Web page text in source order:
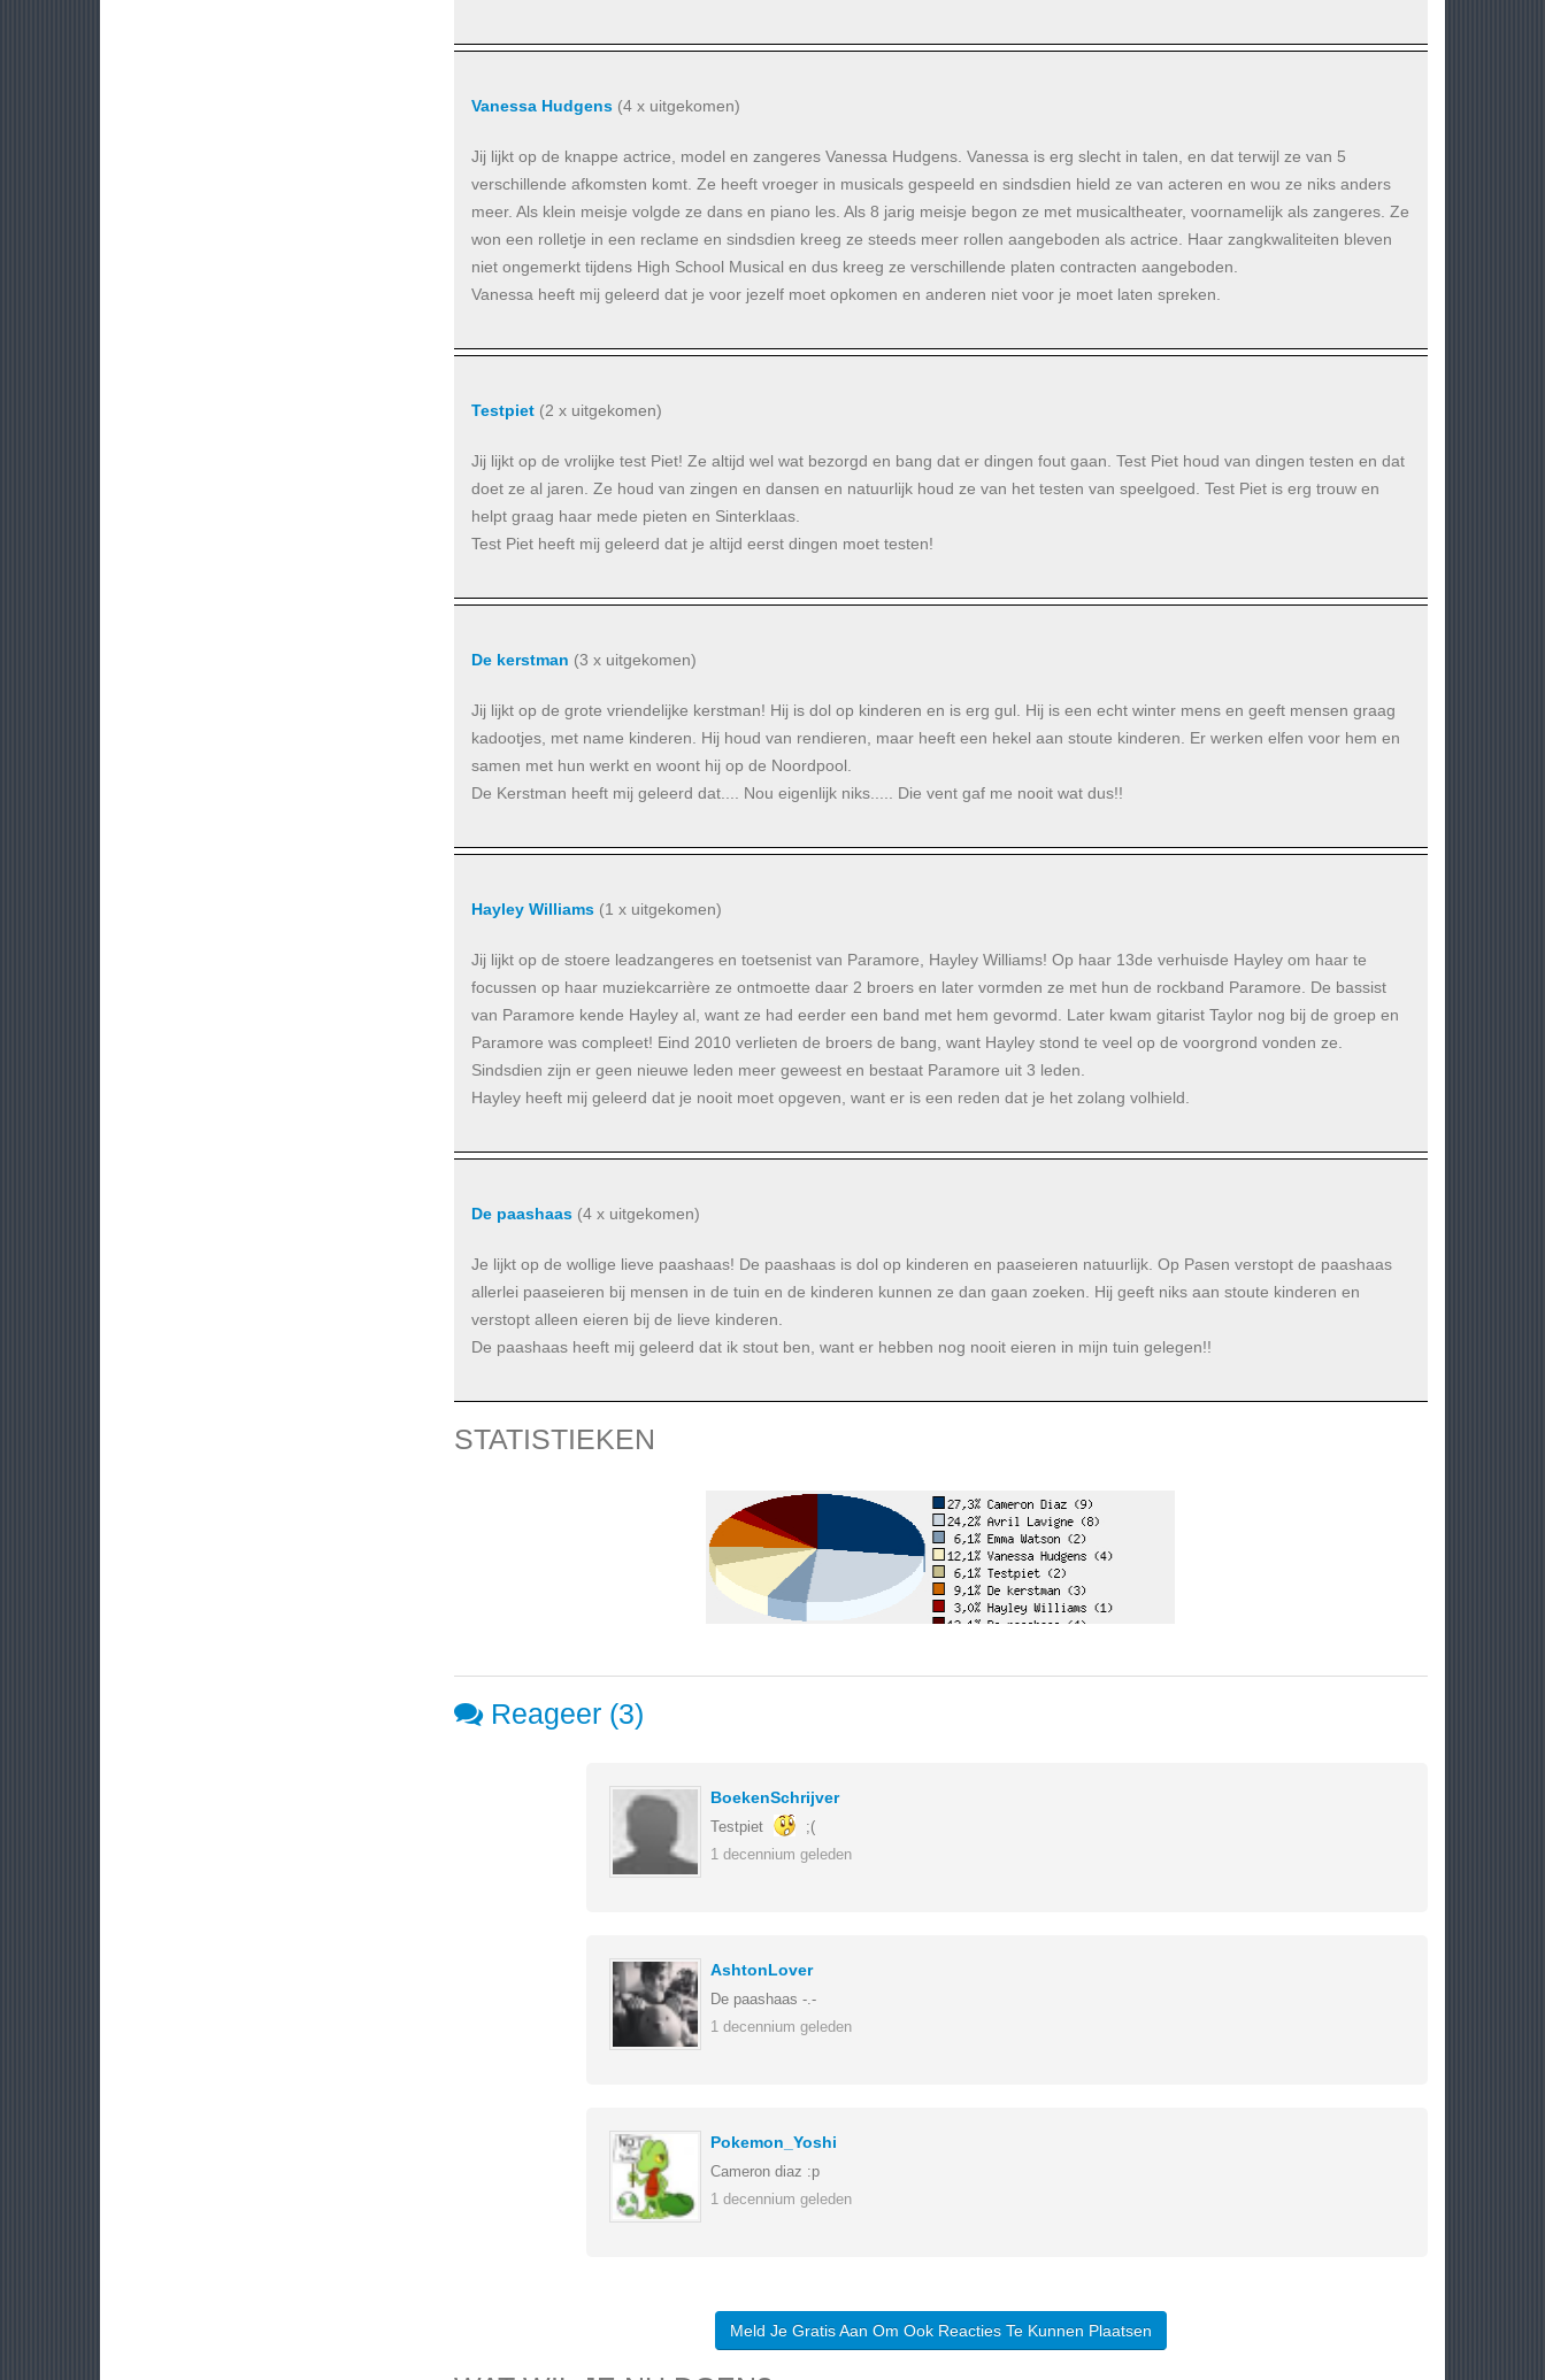
Vanessa Hudgens(4 x uitgekomen)
Jij lijkt op de knappe actrice, model en zangeres Vanessa Hudgens. Vanessa is erg slecht in talen, en dat terwijl ze van 5
verschillende afkomsten komt. Ze heeft vroeger in musicals gespeeld en sindsdien hield ze van acteren en wou ze niks anders
meer. Als klein meisje volgde ze dans en piano les. Als 8 jarig meisje begon ze met musicaltheater, voornamelijk als zangeres. Ze
won een rolletje in een reclame en sindsdien kreeg ze steeds meer rollen aangeboden als actrice. Haar zangkwaliteiten bleven
niet ongemerkt tijdens High School Musical en dus kreeg ze verschillende platen contracten aangeboden.
Vanessa heeft mij geleerd dat je voor jezelf moet opkomen en anderen niet voor je moet laten spreken.
Testpiet(2 x uitgekomen)
Jij lijkt op de vrolijke test Piet! Ze altijd wel wat bezorgd en bang dat er dingen fout gaan. Test Piet houd van dingen testen en dat
doet ze al jaren. Ze houd van zingen en dansen en natuurlijk houd ze van het testen van speelgoed. Test Piet is erg trouw en
helpt graag haar mede pieten en Sinterklaas.
Test Piet heeft mij geleerd dat je altijd eerst dingen moet testen!
De kerstman (3 x uitgekomen)
Jij lijkt op de grote vriendelijke kerstman! Hij is dol op kinderen en is erg gul. Hij is een echt winter mens en geeft mensen graag
kadootjes, met name kinderen. Hij houd van rendieren, maar heeft een hekel aan stoute kinderen. Er werken elfen voor hem en
samen met hun werkt en woont hij op de Noordpool.
De Kerstman heeft mij geleerd dat.... Nou eigenlijk niks..... Die vent gaf me nooit wat dus!!
Hayley Williams(1 x uitgekomen)
Jij lijkt op de stoere leadzangeres en toetsenist van Paramore, Hayley Williams! Op haar 13de verhuisde Hayley om haar te
focussen op haar muziekcarrière ze ontmoette daar 2 broers en later vormden ze met hun de rockband Paramore. De bassist
van Paramore kende Hayley al, want ze had eerder een band met hem gevormd. Later kwam gitarist Taylor nog bij de groep en
Paramore was compleet! Eind 2010 verlieten de broers de bang, want Hayley stond te veel op de voorgrond vonden ze.
Sindsdien zijn er geen nieuwe leden meer geweest en bestaat Paramore uit 3 leden.
Hayley heeft mij geleerd dat je nooit moet opgeven, want er is een reden dat je het zolang volhield.
De paashaas(4 x uitgekomen)
Je lijkt op de wollige lieve paashaas! De paashaas is dol op kinderen en paaseieren natuurlijk. Op Pasen verstopt de paashaas
allerlei paaseieren bij mensen in de tuin en de kinderen kunnen ze dan gaan zoeken. Hij geeft niks aan stoute kinderen en
verstopt alleen eieren bij de lieve kinderen.
De paashaas heeft mij geleerd dat ik stout ben, want er hebben nog nooit eieren in mijn tuin gelegen!!
STATISTIEKEN
Reageer (3)
BoekenSchrijver
Testpiet
;(
1 decennium geleden
AshtonLover
De paashaas -.-
1 decennium geleden
Pokemon_Yoshi
Cameron diaz :p
1 decennium geleden
Meld Je Gratis Aan Om Ook Reacties Te Kunnen Plaatsen